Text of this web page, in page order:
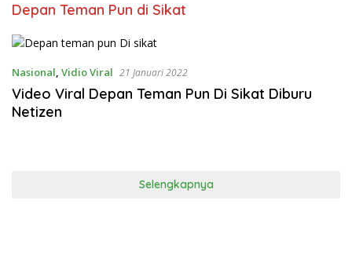
Depan Teman Pun di Sikat
Nasional, Vidio Viral 21 Januari 2022
Video Viral Depan Teman Pun Di Sikat Diburu
Netizen
Selengkapnya